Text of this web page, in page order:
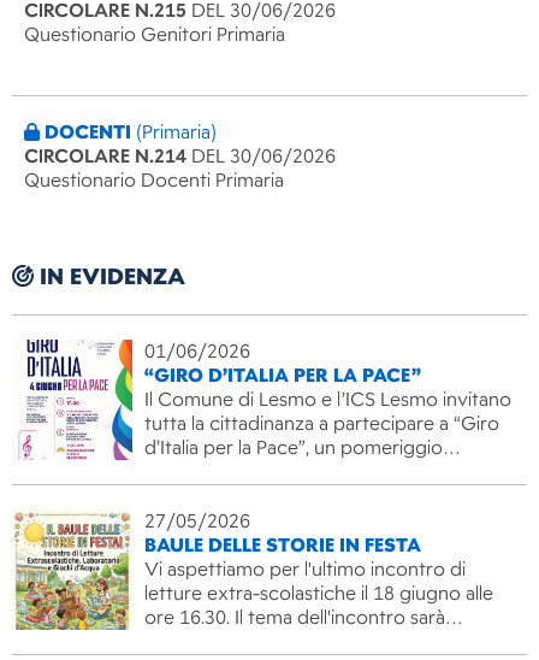
CIRCOLARE N.215 DEL 30/06/2026
Questionario Genitori Primaria
DOCENTI (Primaria)
CIRCOLARE N.214 DEL 30/06/2026
Questionario Docenti Primaria
IN EVIDENZA
01/06/2026
“GIRO D’ITALIA PER LA PACE”
Il Comune di Lesmo e l’ICS Lesmo invitano
tutta la cittadinanza a partecipare a “Giro
d’Italia per la Pace”, un pomeriggio…
27/05/2026
BAULE DELLE STORIE IN FESTA
Vi aspettiamo per l'ultimo incontro di
letture extra-scolastiche il 18 giugno alle
ore 16.30. Il tema dell'incontro sarà…